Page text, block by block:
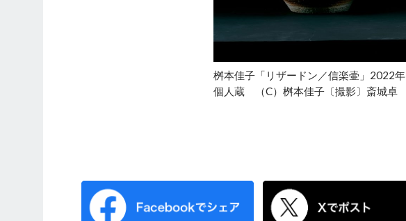
桝本佳子「リザードン／信楽壷」2022年
個人蔵 （C）桝本佳子〔撮影〕斎城卓